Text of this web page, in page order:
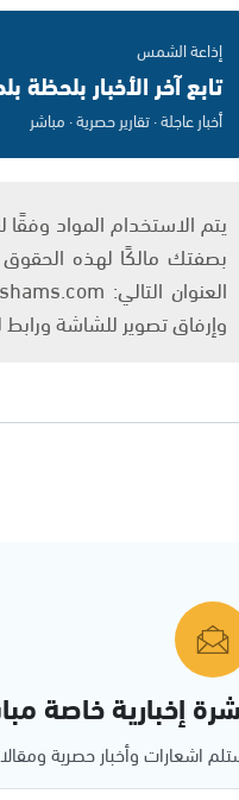
إذاعة الشمس
تابع آخر الأخبار بلحظة
أخبار عاجلة · تقارير حصرية · مباشر
بصفتك مالكًا لهذه الحقوق
وإرفاق تصوير للشاشة
إخبارية خاصة
اشعارات وأخبار حصرية